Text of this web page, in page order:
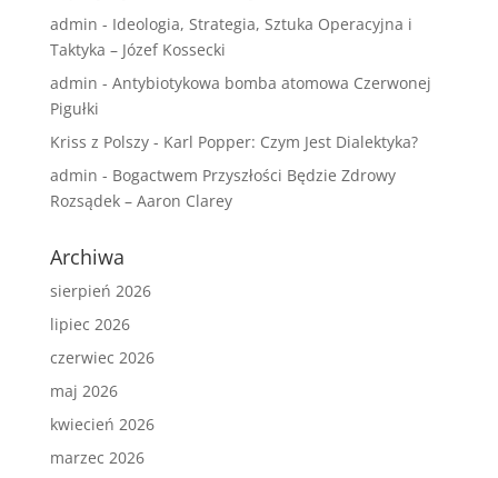
admin - Ideologia, Strategia, Sztuka Operacyjna i
Taktyka – Józef Kossecki
admin - Antybiotykowa bomba atomowa Czerwonej
Pigułki
Kriss z Polszy- Karl Popper: Czym Jest Dialektyka?
admin - Bogactwem Przyszłości Będzie Zdrowy
Rozsądek – Aaron Clarey
Archiwa
sierpień 2026
lipiec 2026
czerwiec 2026
maj 2026
kwiecień 2026
marzec 2026